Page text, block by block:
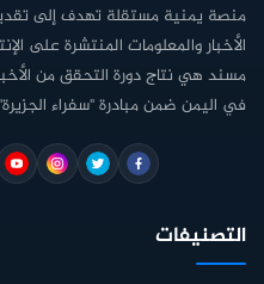
منصة يمنية مستقلة تهدف إلى
الأخبار والمعلومات المنتشرة على
مسند هي نتاج دورة التحقق من
في اليمن ضمن مبادرة "سفراء
التصنيفات